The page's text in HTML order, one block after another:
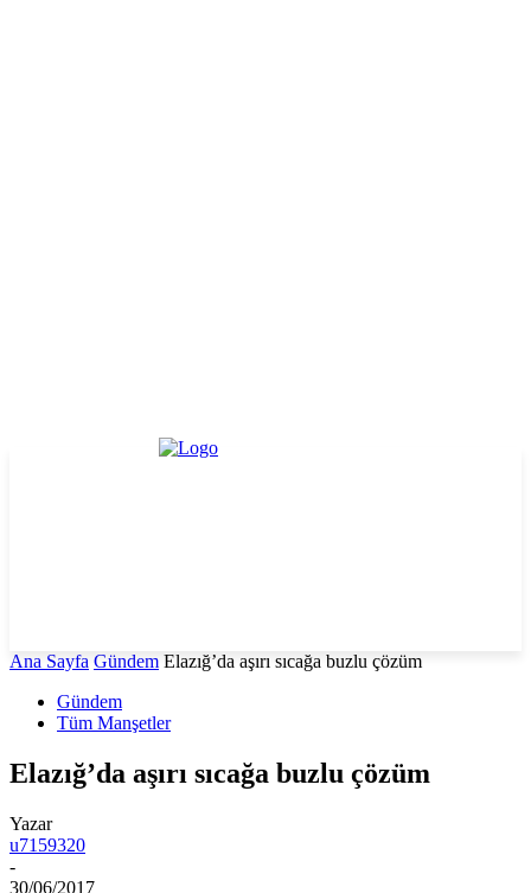
Ana Sayfa Gündem Elazığ’da aşırı sıcağa buzlu çözüm
Gündem
Tüm Manşetler
Elazığ’da aşırı sıcağa buzlu çözüm
Yazar
u7159320
-
30/06/2017